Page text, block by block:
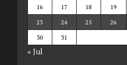
16
17 18 19
23
24 25 26
30
31
« Jul